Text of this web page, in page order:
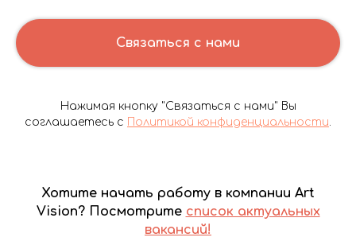
Связаться с нами
Нажимая кнопку "Связаться с нами" Вы
соглашаетесь с
Политикой конфиденциальности
Хотите начать работу в компании Art
Vision? Посмотрите список актуальных
вакансий!